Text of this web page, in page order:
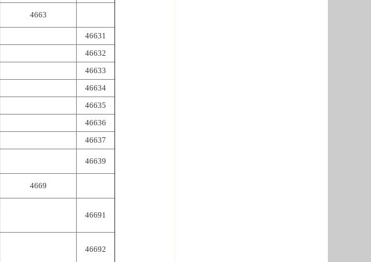
4663
46631
46632
46633
46634
46635
46636
46637
46639
4669
46691
46692